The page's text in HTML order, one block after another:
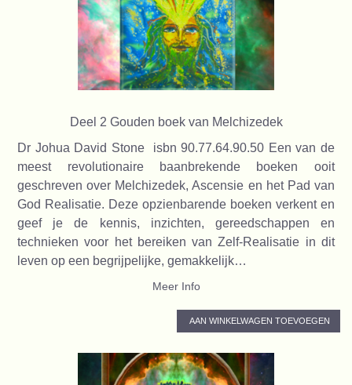
Deel 2 Gouden boek van Melchizedek
Dr Johua David Stone isbn 90.77.64.90.50 Een van de
meest revolutionaire baanbrekende boeken ooit
geschreven over Melchizedek, Ascensie en het Pad van
God Realisatie. Deze opzienbarende boeken verkent en
geef je de kennis, inzichten, gereedschappen en
technieken voor het bereiken van Zelf-Realisatie in dit
leven op een begrijpelijke, gemakkelijk…
Meer Info
AAN WINKELWAGEN TOEVOEGEN